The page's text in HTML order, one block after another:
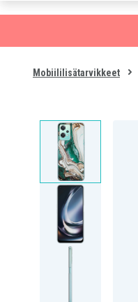
Mobiililisätarvikkeet